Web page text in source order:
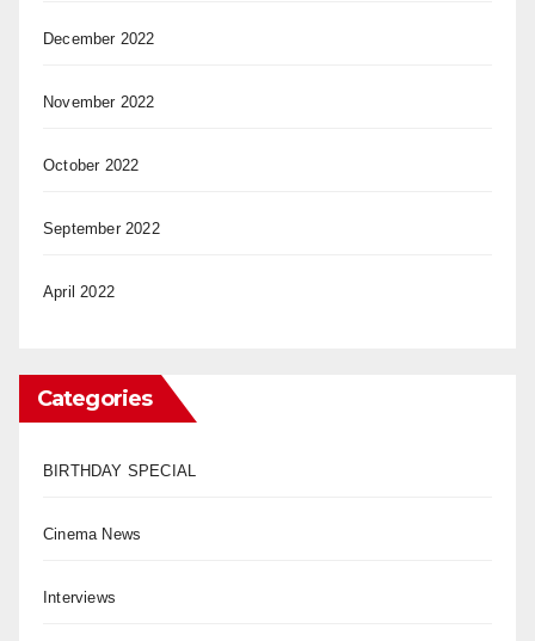
December 2022
November 2022
October 2022
September 2022
April 2022
Categories
BIRTHDAY SPECIAL
Cinema News
Interviews